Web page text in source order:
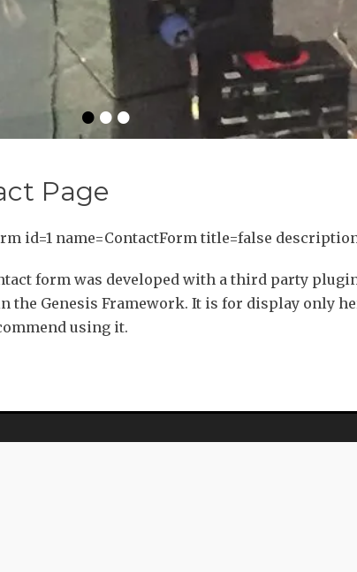
•••
Page
id=1 name=ContactForm title=false
form was developed with a third party
the Genesis Framework. It is for display only
using it.